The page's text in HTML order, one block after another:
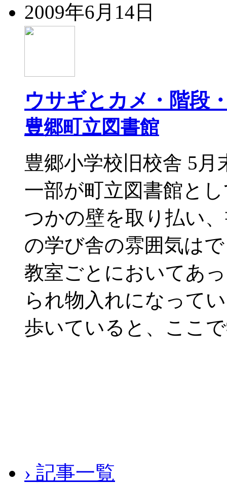
2009年6月14日
ウサギとカメ・階段
豊郷町立図書館
豊郷小学校旧校舎 5
一部が町立図書館と
つかの壁を取り払い
の学び舎の雰囲気は
教室ごとにおいてあ
られ物入れになって
歩いていると、ここ
› 記事一覧